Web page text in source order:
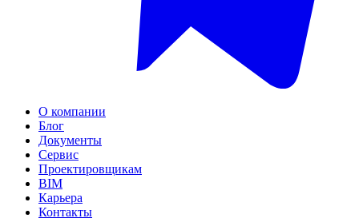
О компании
Блог
Документы
Сервис
Проектировщикам
BIM
Карьера
Контакты